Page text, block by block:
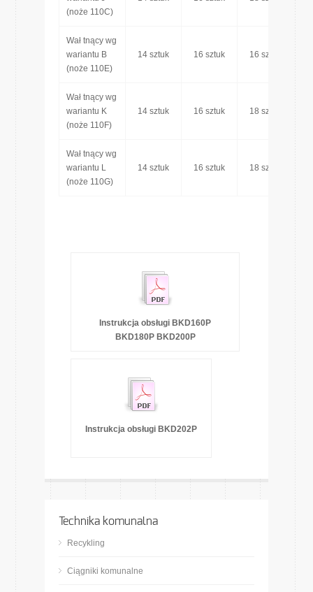
(noże 110C)
Wał tnący wg
wariantu B
(noże 110E)
14 sztuk 16 sztuk 16 sztuk
Wał tnący wg
wariantu K
(noże 110F)
14 sztuk 16 sztuk 18 sztuk
Wał tnący wg
wariantu L
(noże 110G)
14 sztuk 16 sztuk 18 sztuk
Instrukcja obsługi BKD160P
BKD180P BKD200P
Instrukcja obsługi BKD202P
Technika komunalna
Recykling
Ciągniki komunalne